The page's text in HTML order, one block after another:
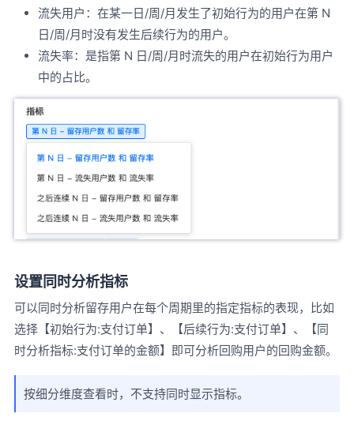
流失用户：在某一日/周/月发生了初始行为的用户在第 N
日/周/月时没有发生后续行为的用户。
流失率：是指第 N 日/周/月时流失的用户在初始行为用户
中的占比。
设置同时分析指标
可以同时分析留存用户在每个周期里的指定指标的表现，比如
选择【初始行为:支付订单】、【后续行为:支付订单】、【同
时分析指标:支付订单的金额】即可分析回购用户的回购金额。
按细分维度查看时，不支持同时显示指标。